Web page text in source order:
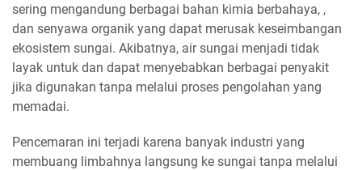
sering mengandung berbagai bahan kimia berbahaya, ,
dan senyawa organik yang dapat merusak keseimbangan
ekosistem sungai. Akibatnya, air sungai menjadi tidak
layak untuk dan dapat menyebabkan berbagai penyakit
jika digunakan tanpa melalui proses pengolahan yang
memadai.
Pencemaran ini terjadi karena banyak industri yang
membuang limbahnya langsung ke sungai tanpa melalui